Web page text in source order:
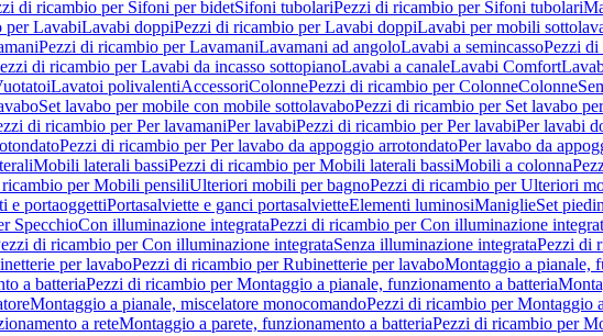
di ricambio per Sifoni per bidetSifoni tubolariPezzi di ricambio per Sifoni tubolari
per LavabiLavabi doppiPezzi di ricambio per Lavabi doppiLavabi per mobili
Pezzi di ricambio per LavamaniLavamani ad angoloLavabi a semincassoPezzi di
di ricambio per Lavabi da incasso sottopianoLavabi a canaleLavabi Comfort
Lavatoi polivalentiAccessoriColonnePezzi di ricambio per ColonneColonne
Set lavabo per mobile con mobile sottolavaboPezzi di ricambio per Set lavabo
di ricambio per Per lavamaniPer lavabiPezzi di ricambio per Per lavabiPer lavabi
Pezzi di ricambio per Per lavabo da appoggio arrotondatoPer lavabo da
Mobili laterali bassiPezzi di ricambio per Mobili laterali bassiMobili a colonna
per Mobili pensiliUlteriori mobili per bagnoPezzi di ricambio per Ulteriori
e portaoggettiPortasalviette e ganci portasalvietteElementi luminosiManiglieSet
SpecchioCon illuminazione integrataPezzi di ricambio per Con illuminazione
di ricambio per Con illuminazione integrataSenza illuminazione integrataPezzi di
per lavaboPezzi di ricambio per Rubinetterie per lavaboMontaggio a pianale,
a batteriaPezzi di ricambio per Montaggio a pianale, funzionamento a batteria
Montaggio a pianale, miscelatore monocomandoPezzi di ricambio per Montaggio
a reteMontaggio a parete, funzionamento a batteriaPezzi di ricambio per